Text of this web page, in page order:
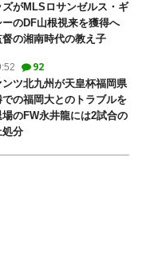
ズがMLSロサンゼルス・ギ
ーのDF山根視来を獲得へ
の湘南時代の教え子
92
ンツ北九州が天皇杯福岡県
の福岡大とのトラブルを
のFW永井龍には2試合の
処分